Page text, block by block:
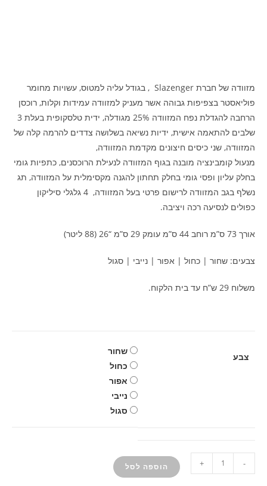
מזוודה של חברת Slazenger , בגודל עליה למטוס, עשויות מחומר
פוליאסטר בצפיפות גבוהה אשר מעניק למזוודה עמידות וקלות, רוכסן
הרחבה להגדלת נפח המזוודה 25% מגודלה, ידית טלסקופית בעלת 3
שלבים להתאמה אישית, ידיות נשיאה בשלושה צדדים להרמה קלה של
המזוודה, שני כיסים חיצונים מקדמת המזוודה,
מנעול קומבינציה מובנה בגוף המזוודה לנעילת הרוכסנים, כתפיות גומי
בחלק עליון ופסי גומי בחלק תחתון להגנה מקסימלית על המזוודה, תג
נשלף בגב המזוודה לרישום פרטי בעל המזוודה, 4 גלגלי סיליקון
כפולים לנסיעה רכה ויציבה.
אורך 73 ס”מ רוחב 44 ס”מ עומק 29 ס”מ “26 (88 ליטר)
צבעים: שחור | כחול | אפור | נייבי | סגול
משלוח 29 ש”ח עד בית הלקוח.
צבע
שחור
כחול
אפור
נייבי
סגול
-
+ הוספה לסל